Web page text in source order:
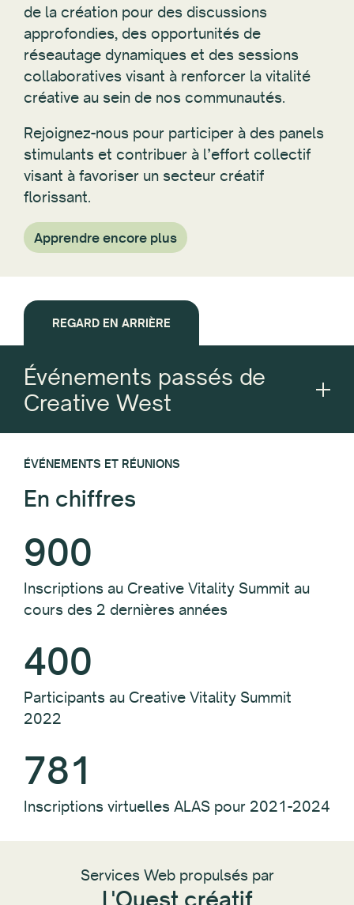
approfondies, des opportunités de
réseautage dynamiques et des sessions
collaboratives visant à renforcer la vitalité
créative au sein de nos communautés.
stimulants et contribuer à l’effort collectif
visant à favoriser un secteur créatif
florissant.
REGARD EN ARRIÈRE
Événements passés de
Creative West
En chiffres
900
Inscriptions au Creative Vitality Summit au
cours des 2 dernières années
400
Participants au Creative Vitality Summit
2022
781
Inscriptions virtuelles ALAS pour 2021-2024
L'Ouest créatif